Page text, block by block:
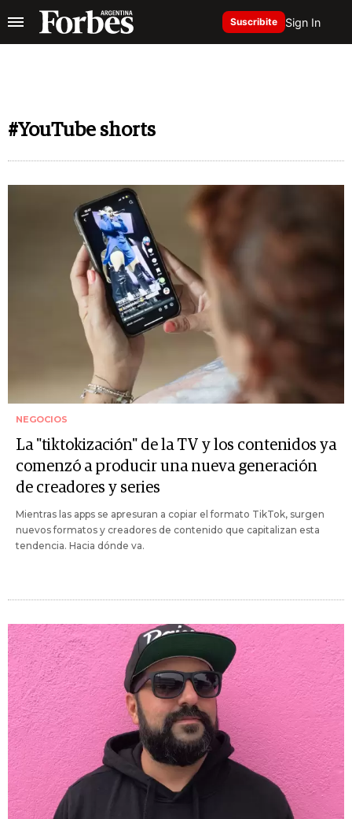
Suscribite Sign In
#YouTube shorts
NEGOCIOS
La "tiktokización" de la TV y los contenidos ya
comenzó a producir una nueva generación
de creadores y series
Mientras las apps se apresuran a copiar el formato TikTok, surgen
nuevos formatos y creadores de contenido que capitalizan esta
tendencia. Hacia dónde va.